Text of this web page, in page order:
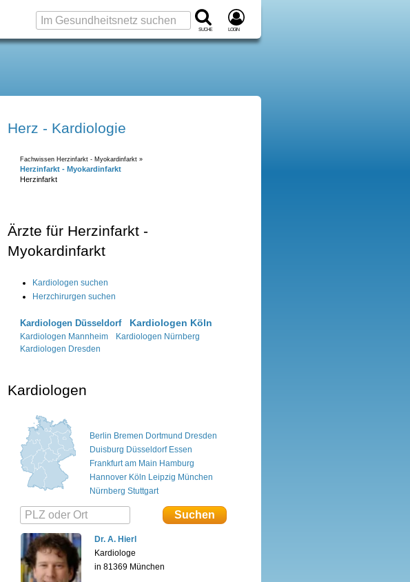
Suche Login
Herz - Kardiologie
Fachwissen Herzinfarkt - Myokardinfarkt »
Herzinfarkt - Myokardinfarkt
Herzinfarkt
Ärzte für Herzinfarkt -
Myokardinfarkt
Kardiologen suchen
Herzchirurgen suchen
Kardiologen Düsseldorf Kardiologen Köln
Kardiologen Mannheim
Kardiologen Nürnberg
Kardiologen Dresden
Kardiologen
Berlin Bremen Dortmund Dresden
Duisburg Düsseldorf Essen
Frankfurt am Main Hamburg
Hannover Köln Leipzig München
Nürnberg Stuttgart
Dr. A. Hierl
Kardiologe
in 81369 München